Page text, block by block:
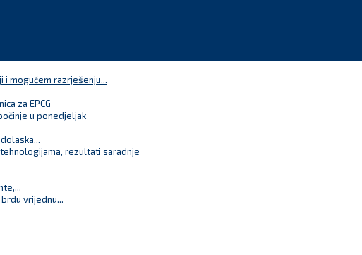
i mogućem razrješenju...
za EPCG
u ponedjeljak
rezultati saradnje
vrijednu...